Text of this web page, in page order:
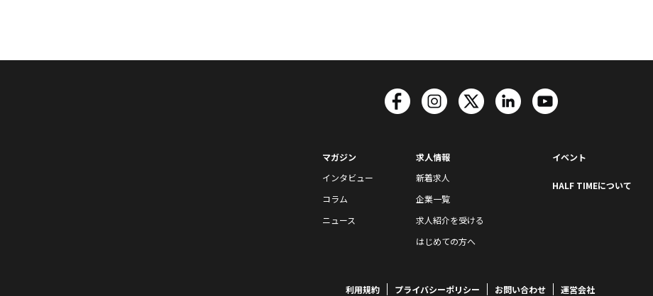
マガジン
インタビュー
コラム
ニュース
求人情報
新着求人
企業一覧
求人紹介を受ける
はじめての方へ
イベント
HALF TIMEについて
利用規約 プライバシーポリシー お問い合わせ 運営会社